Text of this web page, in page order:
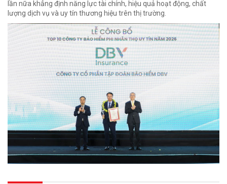
lần nữa khẳng định năng lực tài chính, hiệu quả hoạt động, chất
lượng dịch vụ và uy tín thương hiệu trên thị trường.